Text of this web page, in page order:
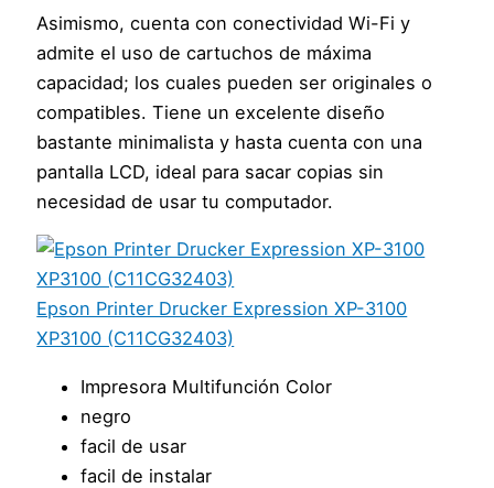
Asimismo, cuenta con conectividad Wi-Fi y
admite el uso de cartuchos de máxima
capacidad; los cuales pueden ser originales o
compatibles. Tiene un excelente diseño
bastante minimalista y hasta cuenta con una
pantalla LCD, ideal para sacar copias sin
necesidad de usar tu computador.
Epson Printer Drucker Expression XP-3100
XP3100 (C11CG32403)
Impresora Multifunción Color
negro
facil de usar
facil de instalar